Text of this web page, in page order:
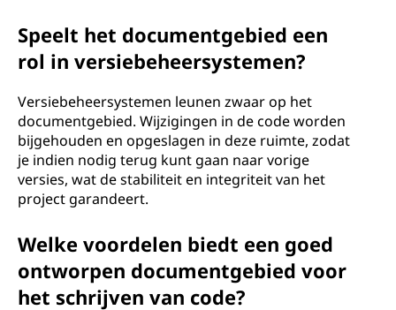
Speelt het documentgebied een
rol in versiebeheersystemen?
Versiebeheersystemen leunen zwaar op het
documentgebied. Wijzigingen in de code worden
bijgehouden en opgeslagen in deze ruimte, zodat
je indien nodig terug kunt gaan naar vorige
versies, wat de stabiliteit en integriteit van het
project garandeert.
Welke voordelen biedt een goed
ontworpen documentgebied voor
het schrijven van code?